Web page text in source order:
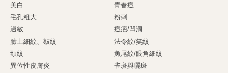
美白
青春痘
毛孔粗大
粉刺
過敏
痘疤/凹洞
臉上細紋、皺紋
法令紋/笑紋
頸紋
魚尾紋/眼角細紋
異位性皮膚炎
雀斑與曬斑